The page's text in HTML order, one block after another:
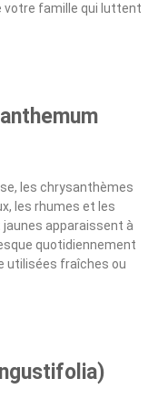
votre famille qui luttent
les chrysanthèmes
les rhumes et les
apparaissent à
quotidiennement
utilisées fraîches ou